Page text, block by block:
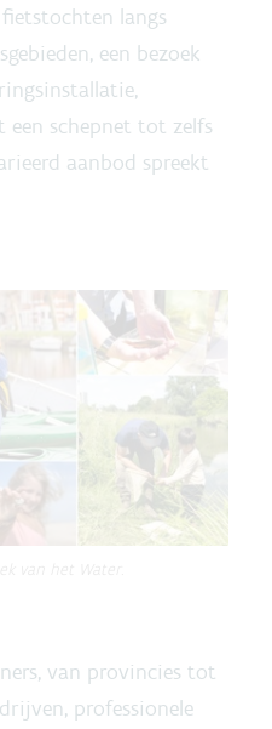
langs
een bezoek
een schepnet tot zelfs
aanbod spreekt
van provincies tot
professionele